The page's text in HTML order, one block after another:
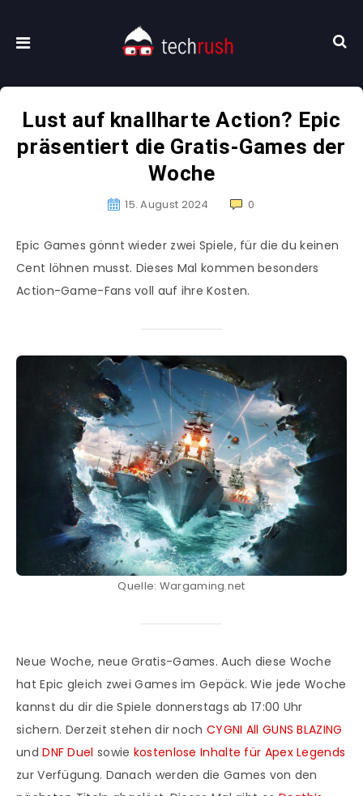
Lust auf knallharte Action? Epic
präsentiert die Gratis-Games der
Woche
15. August 2024 0
Epic Games gönnt wieder zwei Spiele, für die du keinen
Cent löhnen musst. Dieses Mal kommen besonders
Action-Game-Fans voll auf ihre Kosten.
Quelle: Wargaming.net
Neue Woche, neue Gratis-Games. Auch diese Woche
hat Epic gleich zwei Games im Gepäck. Wie jede Woche
kannst du dir die Spiele donnerstags ab 17:00 Uhr
sichern. Derzeit stehen dir noch CYGNI All GUNS BLAZING
undDNF Duel sowie kostenlose Inhalte für Apex Legends
zur Verfügung. Danach werden die Games von den